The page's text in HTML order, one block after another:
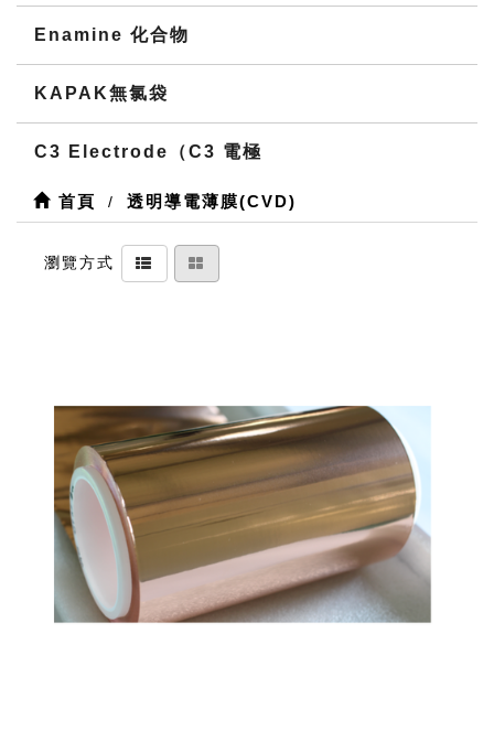
Enamine 化合物
KAPAK無氯袋
C3 Electrode（C3 電極
首頁 透明導電薄膜(CVD)
瀏覽方式